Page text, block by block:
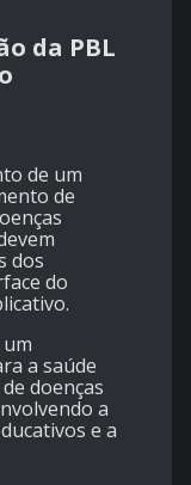
da PBL
de um
de
dos
do
um
a saúde
doenças
a
e a